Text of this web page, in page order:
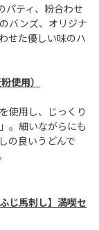
パティ、粉合わせ
バンズ、オリジナ
せた優しい味のハ
使用）
使用し、じっくり
。細いながらにも
の良いうどんで
じ馬刺し】満喫セ